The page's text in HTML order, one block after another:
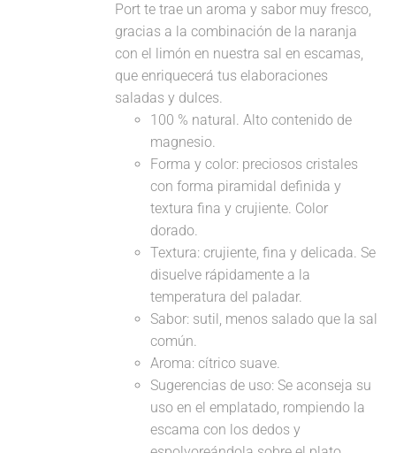
Port te trae un aroma y sabor muy fresco,
gracias a la combinación de la naranja
con el limón en nuestra sal en escamas,
que enriquecerá tus elaboraciones
saladas y dulces.
100 % natural. Alto contenido de
magnesio.
Forma y color: preciosos cristales
con forma piramidal definida y
textura fina y crujiente. Color
dorado.
Textura: crujiente, fina y delicada. Se
disuelve rápidamente a la
temperatura del paladar.
Sabor: sutil, menos salado que la sal
común.
Aroma: cítrico suave.
Sugerencias de uso: Se aconseja su
uso en el emplatado, rompiendo la
escama con los dedos y